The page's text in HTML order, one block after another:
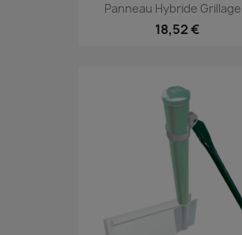
Panneau Hybride
18,52 €